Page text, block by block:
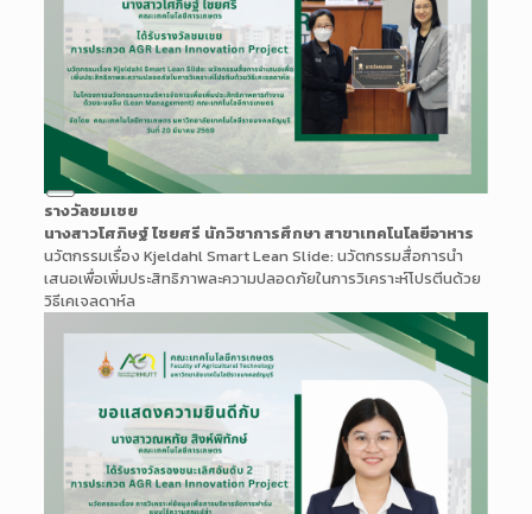
Long
Description
รางวัลชมเชย
นางสาวโศภิษฐ์ ไชยศรี นักวิชาการศึกษา สาขาเทคโนโลยีอาหาร
นวัตกรรมเรื่อง Kjeldahl Smart Lean Slide: นวัตกรรมสื่อการนำ
เสนอเพื่อเพิ่มประสิทธิภาพละความปลอดภัยในการวิเคราะห์โปรตีนด้วย
วิธีเคเจลดาห์ล